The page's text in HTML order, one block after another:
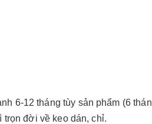
6-12 tháng tùy sản phẩm (6
trọn đời về keo dán, chỉ.